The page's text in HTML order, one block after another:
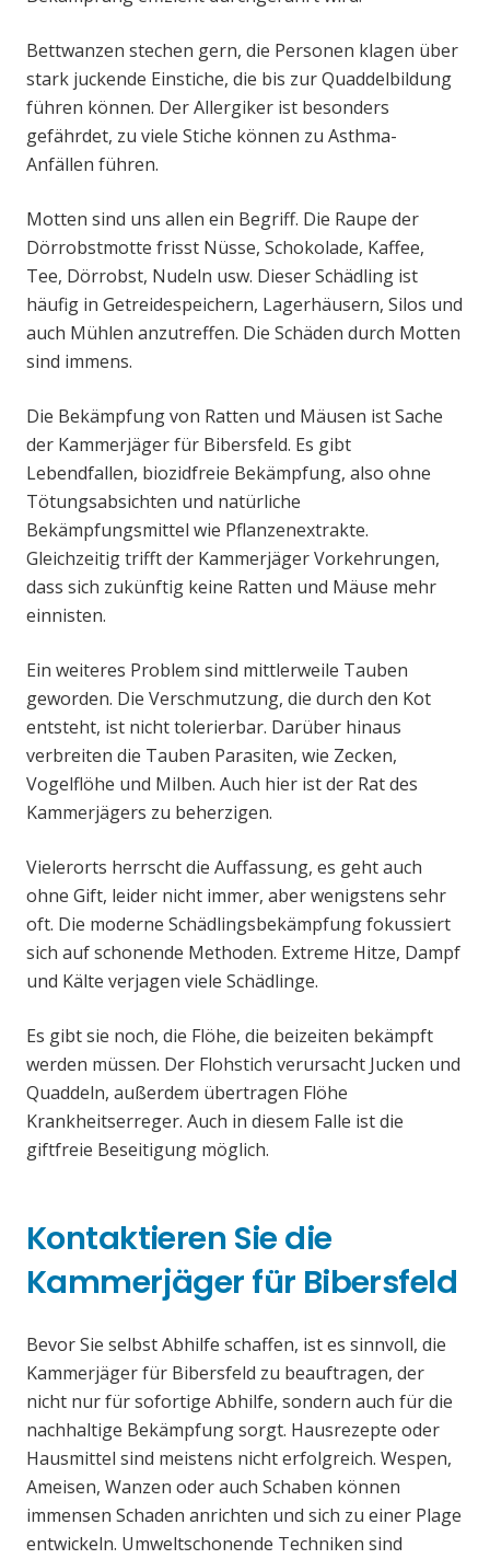
Bettwanzen stechen gern, die Personen klagen über
stark juckende Einstiche, die bis zur Quaddelbildung
führen können. Der Allergiker ist besonders
gefährdet, zu viele Stiche können zu Asthma-
Anfällen führen.
Motten sind uns allen ein Begriff. Die Raupe der
Dörrobstmotte frisst Nüsse, Schokolade, Kaffee,
Tee, Dörrobst, Nudeln usw. Dieser Schädling ist
häufig in Getreidespeichern, Lagerhäusern, Silos und
auch Mühlen anzutreffen. Die Schäden durch Motten
sind immens.
Die Bekämpfung von Ratten und Mäusen ist Sache
der Kammerjäger für Bibersfeld. Es gibt
Lebendfallen, biozidfreie Bekämpfung, also ohne
Tötungsabsichten und natürliche
Bekämpfungsmittel wie Pflanzenextrakte.
Gleichzeitig trifft der Kammerjäger Vorkehrungen,
dass sich zukünftig keine Ratten und Mäuse mehr
einnisten.
Ein weiteres Problem sind mittlerweile Tauben
geworden. Die Verschmutzung, die durch den Kot
entsteht, ist nicht tolerierbar. Darüber hinaus
verbreiten die Tauben Parasiten, wie Zecken,
Vogelflöhe und Milben. Auch hier ist der Rat des
Kammerjägers zu beherzigen.
Vielerorts herrscht die Auffassung, es geht auch
ohne Gift, leider nicht immer, aber wenigstens sehr
oft. Die moderne Schädlingsbekämpfung fokussiert
sich auf schonende Methoden. Extreme Hitze, Dampf
und Kälte verjagen viele Schädlinge.
Es gibt sie noch, die Flöhe, die beizeiten bekämpft
werden müssen. Der Flohstich verursacht Jucken und
Quaddeln, außerdem übertragen Flöhe
Krankheitserreger. Auch in diesem Falle ist die
giftfreie Beseitigung möglich.
Kontaktieren Sie die
Kammerjäger für Bibersfeld
Bevor Sie selbst Abhilfe schaffen, ist es sinnvoll, die
Kammerjäger für Bibersfeld zu beauftragen, der
nicht nur für sofortige Abhilfe, sondern auch für die
nachhaltige Bekämpfung sorgt. Hausrezepte oder
Hausmittel sind meistens nicht erfolgreich. Wespen,
Ameisen, Wanzen oder auch Schaben können
immensen Schaden anrichten und sich zu einer Plage
entwickeln. Umweltschonende Techniken sind